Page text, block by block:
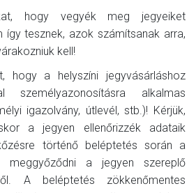
hogy vegyék meg jegyeiket
így tesznek, azok számítsanak arra,
kell!
hogy a helyszíni jegyvásárláshoz
személyazonosításra alkalmas
igazolvány, útlevél, stb.)! Kérjük,
a jegyen ellenőrizzék adataik
történő beléptetés során a
meggyőződni a jegyen szereplő
A beléptetés zökkenőmentes